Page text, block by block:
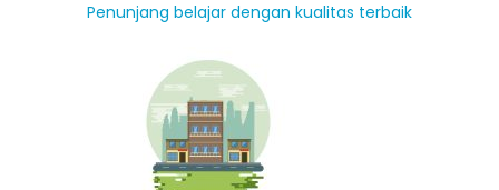
Penunjang belajar dengan kualitas terbaik